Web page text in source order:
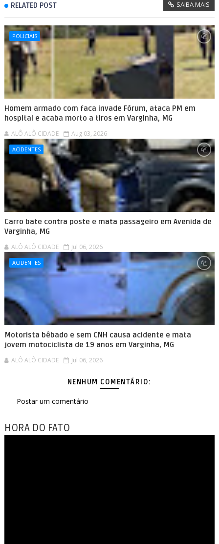
RELATED POST SAIBA MAIS
POLICIAIS
Homem armado com faca invade Fórum, ataca PM em
hospital e acaba morto a tiros em Varginha, MG
ALÔ ALÔ CIDADE Aug 03, 2026
ACIDENTES
Carro bate contra poste e mata passageiro em Avenida de
Varginha, MG
ALÔ ALÔ CIDADE Jul 06, 2026
ACIDENTES
Motorista bêbado e sem CNH causa acidente e mata
jovem motociclista de 19 anos em Varginha, MG
ALÔ ALÔ CIDADE Jul 06, 2026
NENHUM COMENTÁRIO:
Postar um comentário
HORA DO FATO